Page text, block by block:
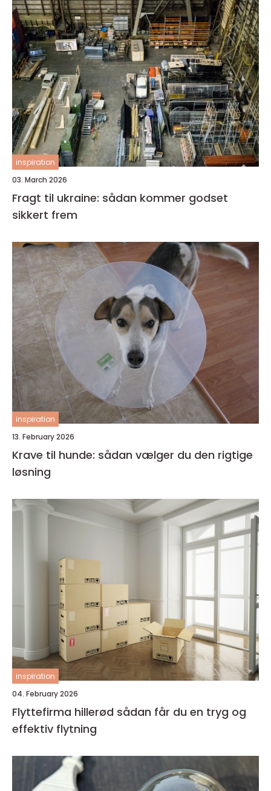
inspiration
03. March 2026
Fragt til ukraine: sådan kommer godset
sikkert frem
inspiration
13. February 2026
Krave til hunde: sådan vælger du den rigtige
løsning
inspiration
04. February 2026
Flyttefirma hillerød sådan får du en tryg og
effektiv flytning